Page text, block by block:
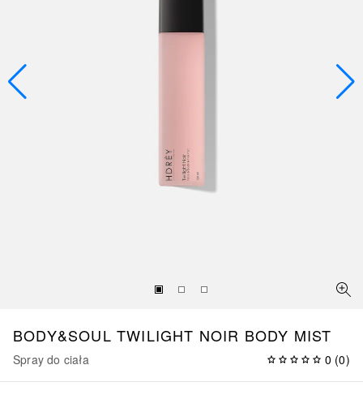
BODY&SOUL TWILIGHT NOIR BODY MIST
Spray do ciała 0 (0)